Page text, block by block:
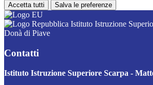
Accetta tutti Salva le preferenze
Istituto Istruzione
Donà di Piave
Contatti
Istituto Istruzione Superiore Scarpa -